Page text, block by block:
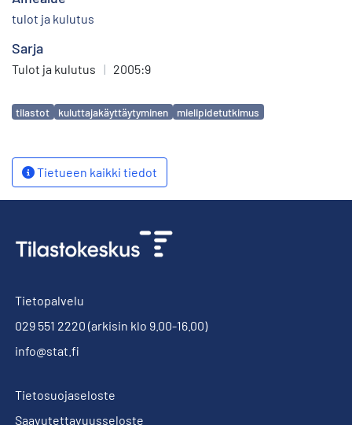
tulot ja kulutus
Sarja
Tulot ja kulutus | 2005:9
Avainsanat
tilastot kuluttajakäyttäytyminen mielipidetutkimus
Tietueen kaikki tiedot
Tietopalvelu
029 551 2220 (arkisin klo 9.00-16.00)
info@stat.fi
Tietosuojaseloste
Saavutettavuusseloste